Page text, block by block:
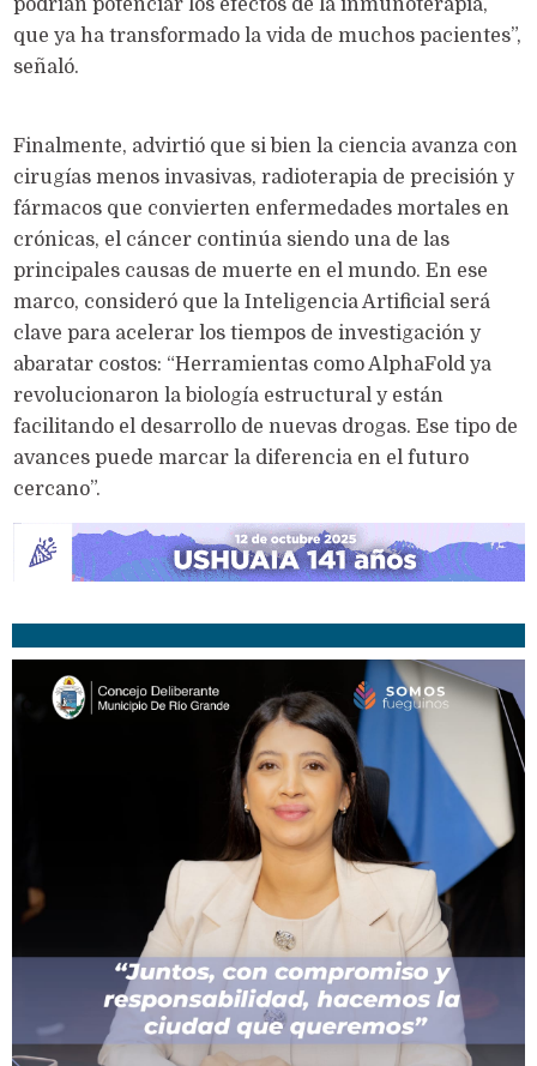
podrían potenciar los efectos de la inmunoterapia,
que ya ha transformado la vida de muchos pacientes”,
señaló.
Finalmente, advirtió que si bien la ciencia avanza con
cirugías menos invasivas, radioterapia de precisión y
fármacos que convierten enfermedades mortales en
crónicas, el cáncer continúa siendo una de las
principales causas de muerte en el mundo. En ese
marco, consideró que la Inteligencia Artificial será
clave para acelerar los tiempos de investigación y
abaratar costos: “Herramientas como AlphaFold ya
revolucionaron la biología estructural y están
facilitando el desarrollo de nuevas drogas. Ese tipo de
avances puede marcar la diferencia en el futuro
cercano”.